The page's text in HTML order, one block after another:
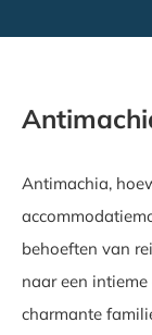
Antimachia,
behoeften van
naar een
charmante